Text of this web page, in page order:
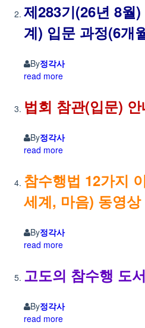
제283기(26년 8월
계) 입문 과정(6개
By정각사
read more
법회 참관(입문) 안
By정각사
read more
참수행법 12가지
세계, 마음) 동영상
By정각사
read more
고도의 참수행 도
By정각사
read more